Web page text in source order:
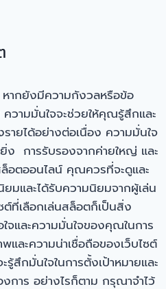
ยังมีความกังวลหรือข้อ
วามมั่นใจจะช่วยให้คุณรู้สึกและ
รายได้อย่างต่อเนื่อง ความมั่นใจ
ง การรับรองจากค่ายใหญ่ และ
อตออนไลน์ คุณควรที่จะดูและ
ยมและได้รับความนิยมจากผู้เล่น
ต์ที่เลือกเล่นสล็อตก็เป็นสิ่ง
จและความมั่นใจของคุณในการ
ละความน่าเชื่อถือของเว็บไซต์
กมั่นใจในการตั้งเป้าหมายและ
การ อย่างไรก็ตาม กรุณาจำไว้